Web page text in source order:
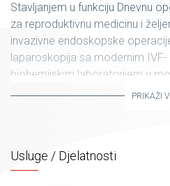
Stavljanjem u funkciju Dnevnu
za reproduktivnu medicinu i
invazivne endoskopske
laparoskopija sa modernim
biohemijskim laboratorijem u
cijelosti ponudimo savremenu
PRIKAŽI
Usluge / Djelatnosti